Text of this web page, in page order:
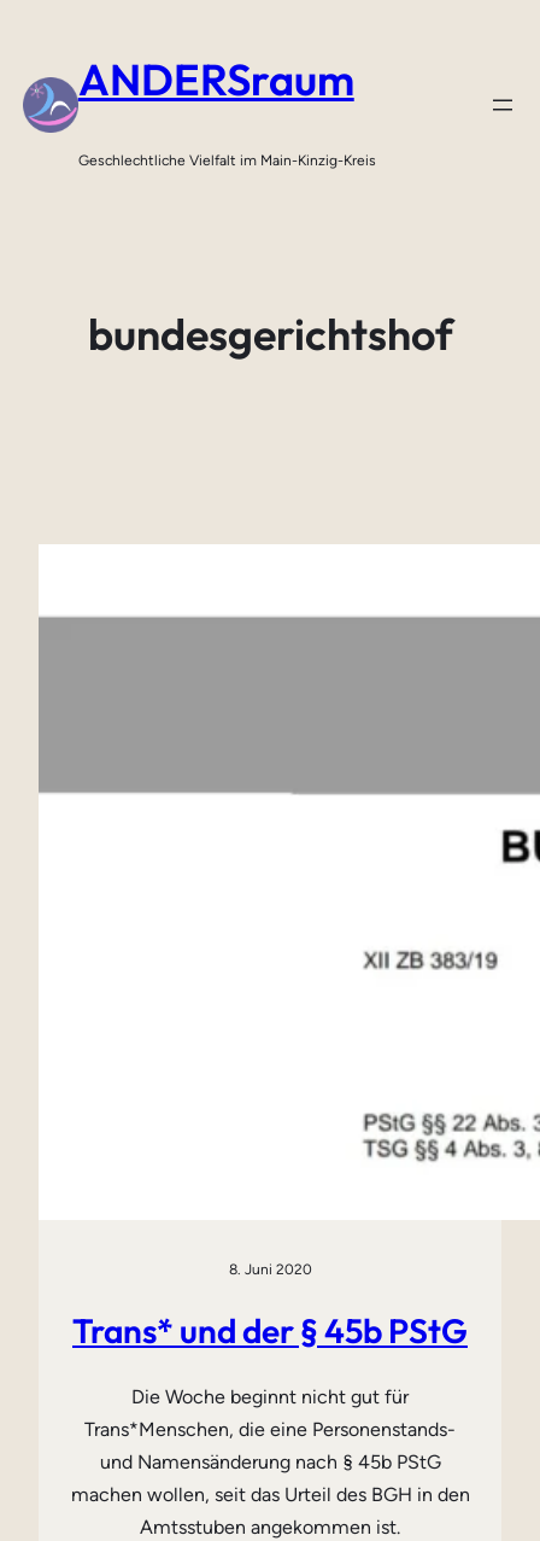
springenANDERSraum
Geschlechtliche Vielfalt im Main-Kinzig-Kreis
bundesgerichtshof
8. Juni 2020
Trans* und der § 45b PStG
Die Woche beginnt nicht gut für
Trans*Menschen, die eine Personenstands-
und Namensänderung nach § 45b PStG
machen wollen, seit das Urteil des BGH in den
Amtsstuben angekommen ist.